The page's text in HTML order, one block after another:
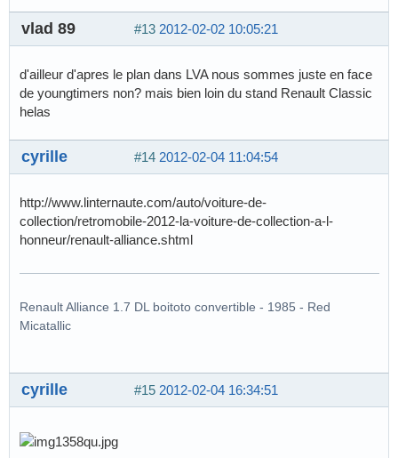
#13 2012-02-02 10:05:21
vlad 89
d'ailleur d'apres le plan dans LVA nous sommes juste en face
de youngtimers non? mais bien loin du stand Renault Classic
helas
#14 2012-02-04 11:04:54
cyrille
http://www.linternaute.com/auto/voiture-de-
collection/retromobile-2012-la-voiture-de-collection-a-l-
honneur/renault-alliance.shtml
Renault Alliance 1.7 DL boitoto convertible - 1985 - Red
Micatallic
#15 2012-02-04 16:34:51
cyrille